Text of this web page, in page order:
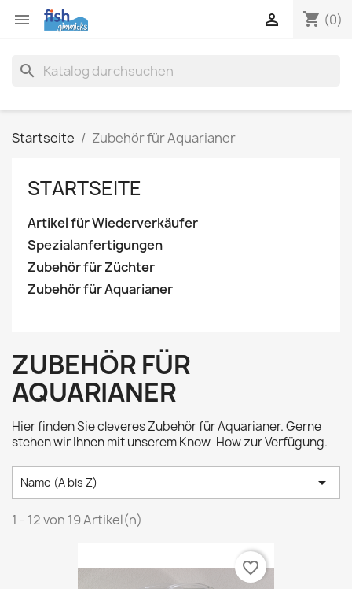
 shopping_cart (0)

search
Startseite Zubehör für Aquarianer
STARTSEITE
Artikel für Wiederverkäufer
Spezialanfertigungen
Zubehör für Züchter
Zubehör für Aquarianer
ZUBEHÖR FÜR
AQUARIANER
Hier finden Sie cleveres Zubehör für Aquarianer. Gerne
stehen wir Ihnen mit unserem Know-How zur Verfügung.
Name (A bis Z) 
1 - 12 von 19 Artikel(n)
favorite_border